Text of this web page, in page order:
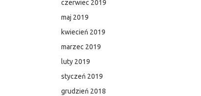
czerwiec 2019
maj 2019
kwiecień 2019
marzec 2019
luty 2019
styczeń 2019
grudzień 2018